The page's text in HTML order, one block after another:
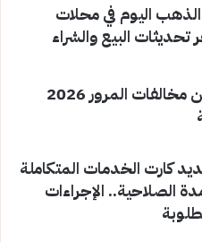
اليوم في محلات
تحديثات البيع والشراء
الاستعلام عن مخالفات المرور 2026
كارت الخدمات المتكاملة
الصلاحية.. الإجراءات